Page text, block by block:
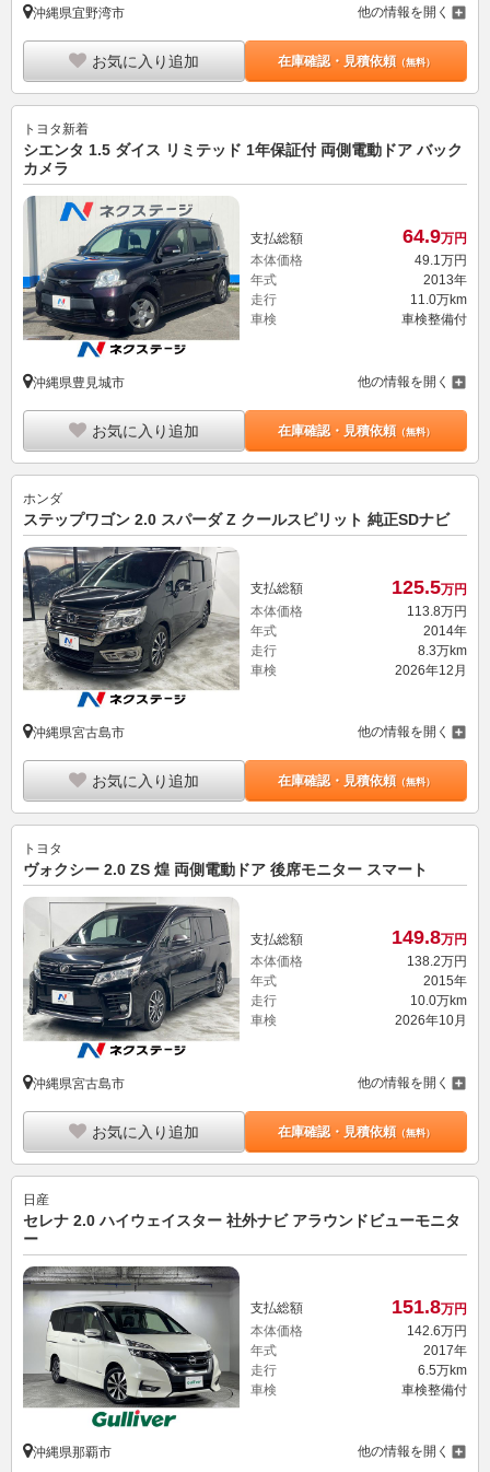
沖縄県宜野湾市 他の情報を開く
お気に入り追加 在庫確認・見積依頼（無料）
トヨタ新着
シエンタ 1.5 ダイス リミテッド 1年保証付 両側電動ドア バック
カメラ
支払総額 64.9万円
本体価格
49.1万円
年式
2013年
走行
11.0万km
車検
車検整備付
沖縄県豊見城市 他の情報を開く
お気に入り追加 在庫確認・見積依頼（無料）
ホンダ
ステップワゴン 2.0 スパーダ Z クールスピリット 純正SDナビ
支払総額 125.5万円
本体価格
113. 8万円
年式
2014年
走行
8.3万km
車検
2026年12月
沖縄県宮古島市 他の情報を開く
お気に入り追加 在庫確認・見積依頼（無料）
トヨタ
ヴォクシー 2.0 ZS 煌 両側電動ドア 後席モニター スマート
支払総額 149.8万円
本体価格
138.2万円
年式
2015年
走行
10.0万km
車検
2026年10月
沖縄県宮古島市 他の情報を開く
お気に入り追加 在庫確認・見積依頼（無料）
日産
セレナ 2.0 ハイウェイスター 社外ナビ アラウンドビューモニタ
ー
支払総額 151.8万円
本体価格
142. 6万円
年式
2017年
走行
6.5万km
車検
車検整備付
沖縄県那覇市 他の情報を開く